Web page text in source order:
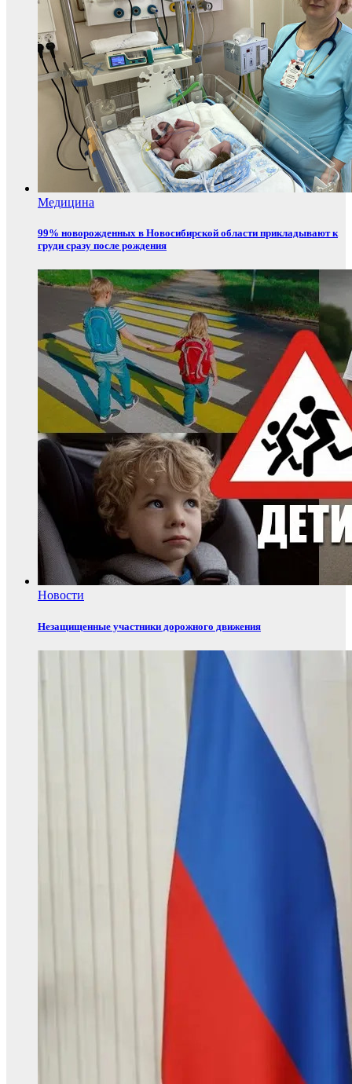
Медицина
99% новорожденных в Новосибирской области прикладывают к
груди сразу после рождения
Новости
Незащищенные участники дорожного движения